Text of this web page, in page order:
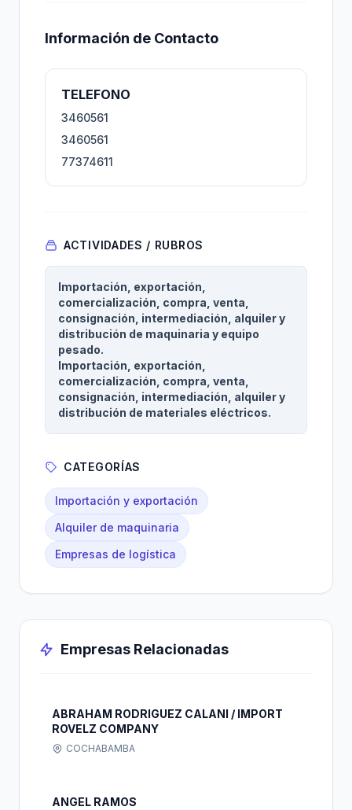
Información de Contacto
TELEFONO
3460561
3460561
77374611
ACTIVIDADES / RUBROS
Importación, exportación,
comercialización, compra, venta,
consignación, intermediación, alquiler y
distribución de maquinaria y equipo
pesado.
Importación, exportación,
comercialización, compra, venta,
consignación, intermediación, alquiler y
distribución de materiales eléctricos.
CATEGORÍAS
Importación y exportación
Alquiler de maquinaria
Empresas de logística
Empresas Relacionadas
ABRAHAM RODRIGUEZ CALANI / IMPORT
ROVELZ COMPANY
COCHABAMBA
ANGEL RAMOS